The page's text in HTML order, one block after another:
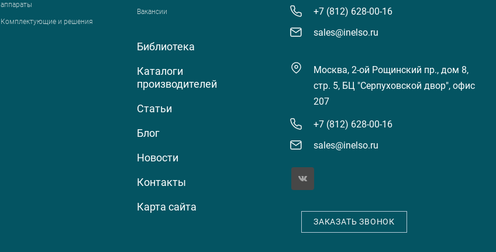
аппараты
Комплектующие и решения
Вакансии
Библиотека
Каталоги
производителей
Статьи
Блог
Новости
Контакты
Карта сайта
+7 (812) 628-00-16
sales@inelso.ru
Москва, 2-ой Рощинский пр., дом 8,
стр. 5, БЦ "Серпуховской двор", офис
207
+7 (812) 628-00-16
sales@inelso.ru
ЗАКАЗАТЬ ЗВОНОК